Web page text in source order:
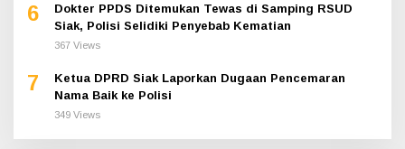
6
Dokter PPDS Ditemukan Tewas di Samping RSUD
Siak, Polisi Selidiki Penyebab Kematian
367 Views
7
Ketua DPRD Siak Laporkan Dugaan Pencemaran
Nama Baik ke Polisi
349 Views